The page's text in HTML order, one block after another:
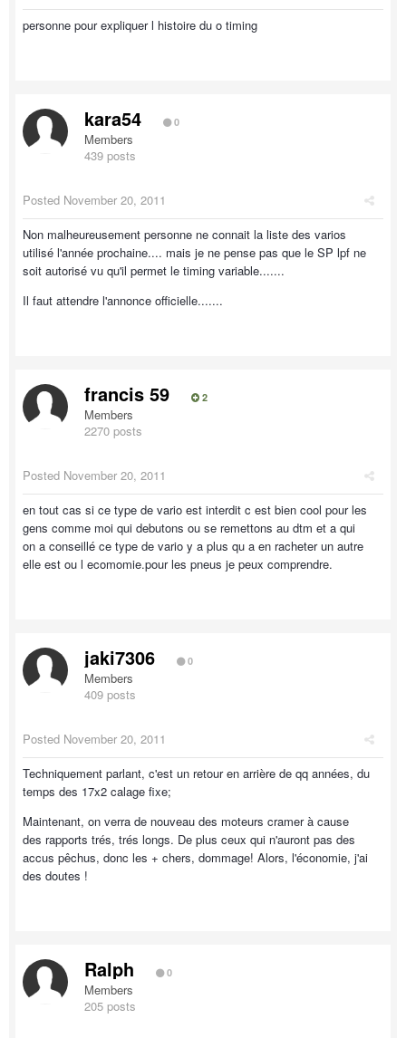
personne pour expliquer l histoire du o timing
kara54 0
Members
439 posts
Posted November 20, 2011
Non malheureusement personne ne connait la liste des varios
utilisé l'année prochaine.... mais je ne pense pas que le SP lpf ne
soit autorisé vu qu'il permet le timing variable.......
Il faut attendre l'annonce officielle.......
francis 59 2
Members
2270 posts
Posted November 20, 2011
en tout cas si ce type de vario est interdit c est bien cool pour les
gens comme moi qui debutons ou se remettons au dtm et a qui
on a conseillé ce type de vario y a plus qu a en racheter un autre
elle est ou l ecomomie.pour les pneus je peux comprendre.
jaki7306 0
Members
409 posts
Posted November 20, 2011
Techniquement parlant, c'est un retour en arrière de qq années, du
temps des 17x2 calage fixe;
Maintenant, on verra de nouveau des moteurs cramer à cause
des rapports trés, trés longs. De plus ceux qui n'auront pas des
accus pêchus, donc les + chers, dommage! Alors, l'économie, j'ai
des doutes !
Ralph 0
Members
205 posts